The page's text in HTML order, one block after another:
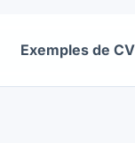
Exemples de CV